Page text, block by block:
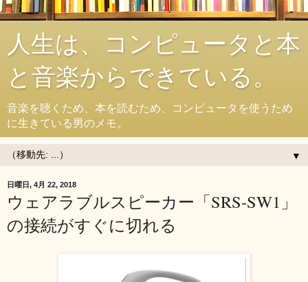
人生は、コンピュータと本
と音楽からできている。
音楽を聴くため、本を読むため、コンピュータを使うため
に生きている男のメモ。
▼
日曜日, 4月 22, 2018
ウェアラブルスピーカー「SRS-SW1」
の接続がすぐに切れる